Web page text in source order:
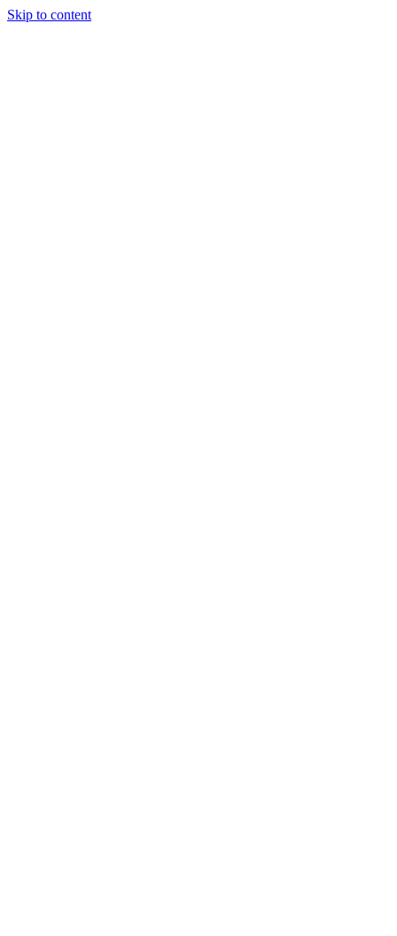
Skip to content